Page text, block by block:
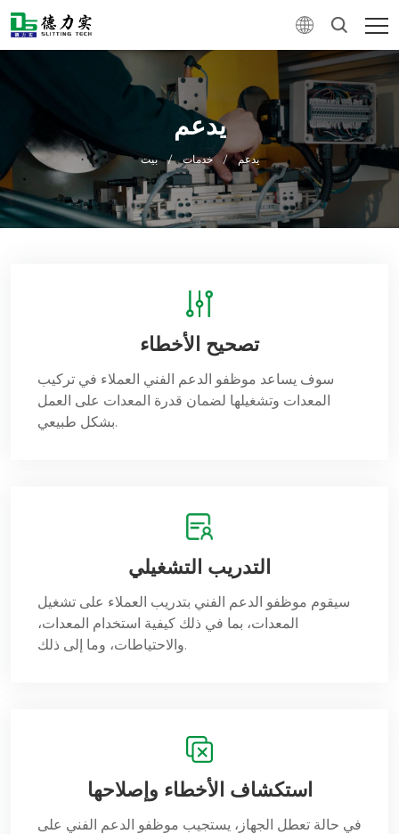
يدعم
بيت / خدمات / يدعم
تصحيح الأخطاء
سوف يساعد موظفو الدعم الفني العملاء في تركيب
المعدات وتشغيلها لضمان قدرة المعدات على العمل
بشكل طبيعي.
التدريب التشغيلي
سيقوم موظفو الدعم الفني بتدريب العملاء على تشغيل
المعدات، بما في ذلك كيفية استخدام المعدات،
والاحتياطات، وما إلى ذلك.
استكشاف الأخطاء وإصلاحها
في حالة تعطل الجهاز، يستجيب موظفو الدعم الفني على